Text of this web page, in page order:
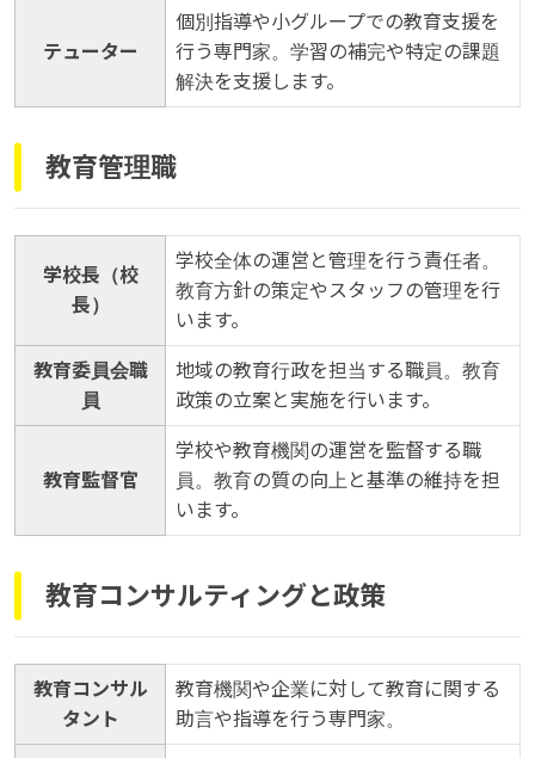
テューター
個別指導や小グループでの教育支援を
行う専門家。学習の補完や特定の課題
解決を支援します。
教育管理職
学校長（校
長）
学校全体の運営と管理を行う責任者。
教育方針の策定やスタッフの管理を行
います。
教育委員会職
員
地域の教育行政を担当する職員。教育
政策の立案と実施を行います。
教育監督官
学校や教育機関の運営を監督する職
員。教育の質の向上と基準の維持を担
います。
教育コンサルティングと政策
教育コンサル
タント
教育機関や企業に対して教育に関する
助言や指導を行う専門家。